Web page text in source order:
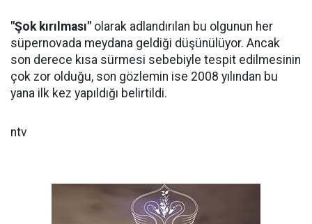
"Şok kırılması" olarak adlandırılan bu olgunun her
süpernovada meydana geldiği düşünülüyor. Ancak
son derece kısa sürmesi sebebiyle tespit edilmesinin
çok zor olduğu, son gözlemin ise 2008 yılından bu
yana ilk kez yapıldığı belirtildi.
ntv